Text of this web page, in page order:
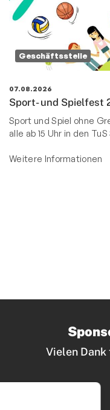
Geschäftsstelle
07.08.2026
Sport- und Spielfest
Sport und Spiel ohne
alle ab 15 Uhr in den
Weitere Informationen
Vielen